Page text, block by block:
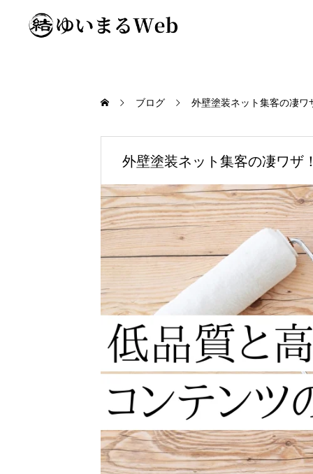
ブログ 外壁塗装ネット集客の凄ワ
外壁塗装ネット集客の凄ワザ